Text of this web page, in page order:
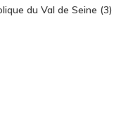
du Val de Seine (3)